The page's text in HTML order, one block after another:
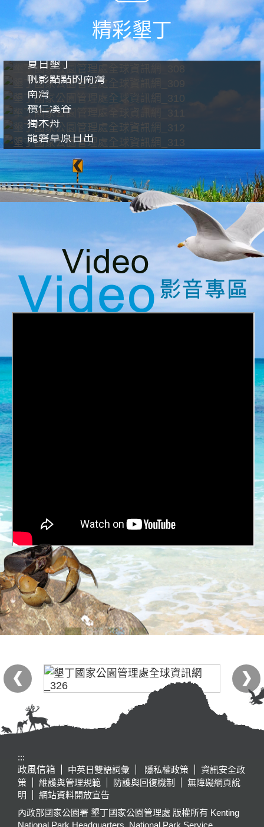
精彩墾丁
夏日墾丁
帆影點點的南灣
南灣
欖仁溪谷
獨木舟
龍磐草原日出
:::
政風信箱
中英日雙語詞彙 隱私權政策
資訊安全政
策
維護與管理規範 防護與回復機制
無障礙網頁說
明
網站資料開放宣告
內政部國家公園署 墾丁國家公園管理處 版權所有 Kenting
National Park Headquarters, National Park Service,